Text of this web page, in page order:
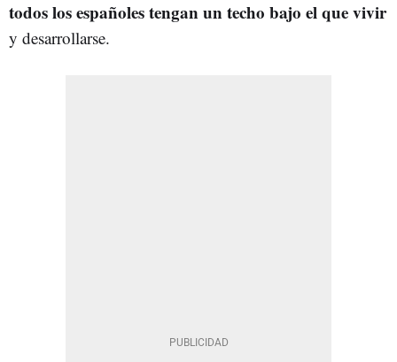
todos los españoles tengan un techo bajo el que vivir
y desarrollarse.